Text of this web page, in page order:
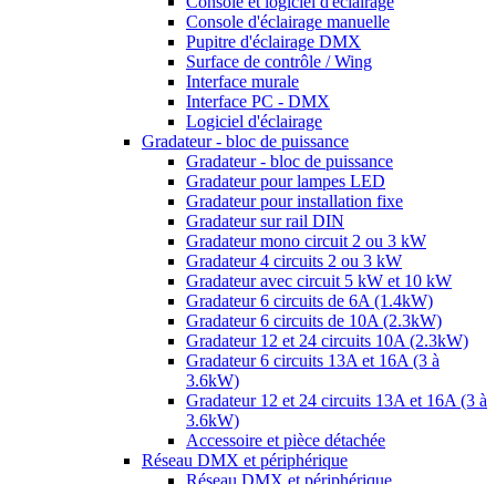
Console d'éclairage manuelle
Pupitre d'éclairage DMX
Surface de contrôle / Wing
Interface murale
Interface PC - DMX
Logiciel d'éclairage
Gradateur - bloc de puissance
Gradateur - bloc de puissance
Gradateur pour lampes LED
Gradateur pour installation fixe
Gradateur sur rail DIN
Gradateur mono circuit 2 ou 3 kW
Gradateur 4 circuits 2 ou 3 kW
Gradateur avec circuit 5 kW et 10 kW
Gradateur 6 circuits de 6A (1.4kW)
Gradateur 6 circuits de 10A (2.3kW)
Gradateur 12 et 24 circuits 10A (2.3kW)
Gradateur 6 circuits 13A et 16A (3 à
3.6kW)
Gradateur 12 et 24 circuits 13A et 16A (3 à
3.6kW)
Accessoire et pièce détachée
Réseau DMX et périphérique
Réseau DMX et périphérique